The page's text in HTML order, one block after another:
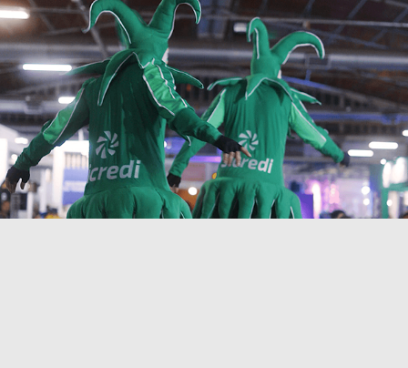
Sicredi Pioneira - Mostratec Liberato